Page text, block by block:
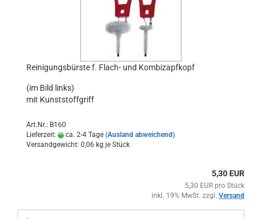
Reinigungsbürste f. Flach- und Kombizapfkopf
(im Bild links)
mit Kunststoffgriff
Art.Nr.: B160
Lieferzeit:
ca. 2-4 Tage (Ausland abweichend)
Versandgewicht: 0,06 kg je Stück
5,30 EUR
5,30 EUR pro Stück
inkl. 19% MwSt. zzgl. Versand